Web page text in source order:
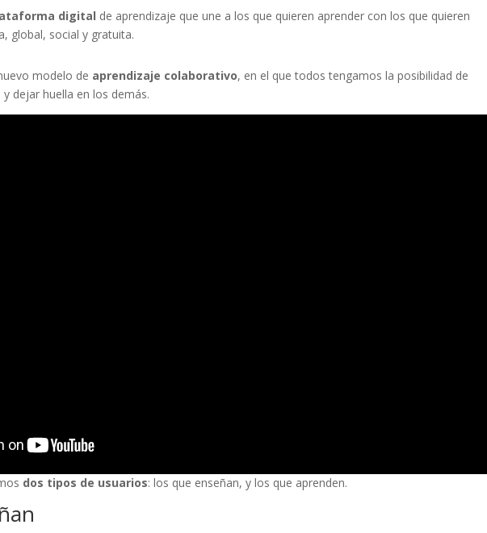
digital de aprendizaje que une a los que quieren aprender con los que quieren
global, social y gratuita.
modelo de aprendizaje colaborativo, en el que todos tengamos la posibilidad de
dejar huella en los demás.
dos tipos de usuarios: los que enseñan, y los que aprenden.